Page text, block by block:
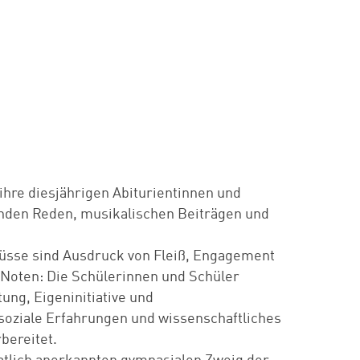
diesjährigen Abiturientinnen und
Reden, musikalischen Beiträgen und
sind Ausdruck von Fleiß, Engagement
Die Schülerinnen und Schüler
Eigeninitiative und
Erfahrungen und wissenschaftliches